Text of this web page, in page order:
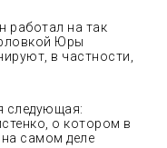
работал на так
Юры
в частности,
следующая:
о котором в
самом деле